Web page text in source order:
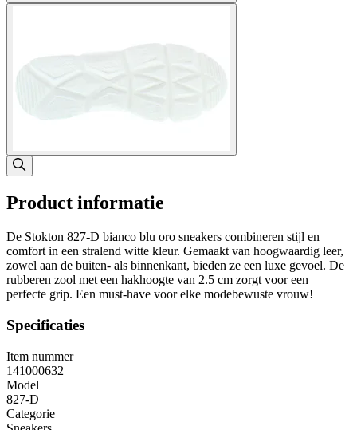
Product informatie
De Stokton 827-D bianco blu oro sneakers combineren stijl en
comfort in een stralend witte kleur. Gemaakt van hoogwaardig leer,
zowel aan de buiten- als binnenkant, bieden ze een luxe gevoel. De
rubberen zool met een hakhoogte van 2.5 cm zorgt voor een
perfecte grip. Een must-have voor elke modebewuste vrouw!
Specificaties
Item nummer
141000632
Model
827-D
Categorie